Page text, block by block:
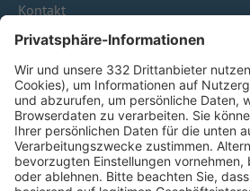
Kontakt
HÄUFIG BESUCHTE SEITEN
Pässe und Vereinswechsel
Trainerausbildung
Schulungsangebot Vereinsmitarbeiter
BFV-Geschäftsstellen